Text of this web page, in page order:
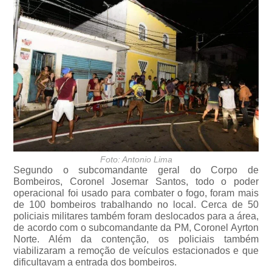
Foto: Antonio Lima
Segundo o subcomandante geral do Corpo de
Bombeiros, Coronel Josemar Santos, todo o poder
operacional foi usado para combater o fogo, foram mais
de 100 bombeiros trabalhando no local. Cerca de 50
policiais militares também foram deslocados para a área,
de acordo com o subcomandante da PM, Coronel Ayrton
Norte. Além da contenção, os policiais também
viabilizaram a remoção de veículos estacionados e que
dificultavam a entrada dos bombeiros.